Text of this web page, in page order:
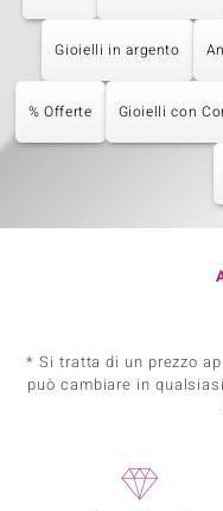
Gioielli in argento
% Offerte Gioielli con
* Si tratta di un prezzo
può cambiare in